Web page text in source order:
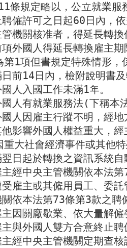
條規定略以，公立就業服
僱許可之日起60日內，
機關核准者，得延長轉換
外國人得延長轉換雇主期
1項但書規定特殊情形，
日前14日內，檢附說明書
國人入國工作未滿1年。
國人有就業服務法(下稱本
國人因雇主行蹤不明，經
他影響外國人權益重大，經
大社會經濟事件或其他
日起於轉換之資訊系統
主經中央主管機關依本法
受雇主或其僱用員工、委
依本法第73條第3款之聘
主因關廠歇業、依大量解
主與外國人雙方合意終止
主經中央主管機關定期查